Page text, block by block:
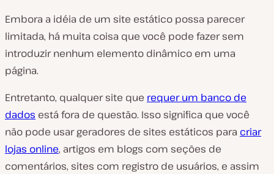
Embora a idéia de um site estático possa parecer
limitada, há muita coisa que você pode fazer sem
introduzir nenhum elemento dinâmico em uma
página.
Entretanto, qualquer site que requer um banco de
dados está fora de questão. Isso significa que você
não pode usar geradores de sites estáticos para criar
lojas online, artigos em blogs com seções de
comentários, sites com registro de usuários, e assim